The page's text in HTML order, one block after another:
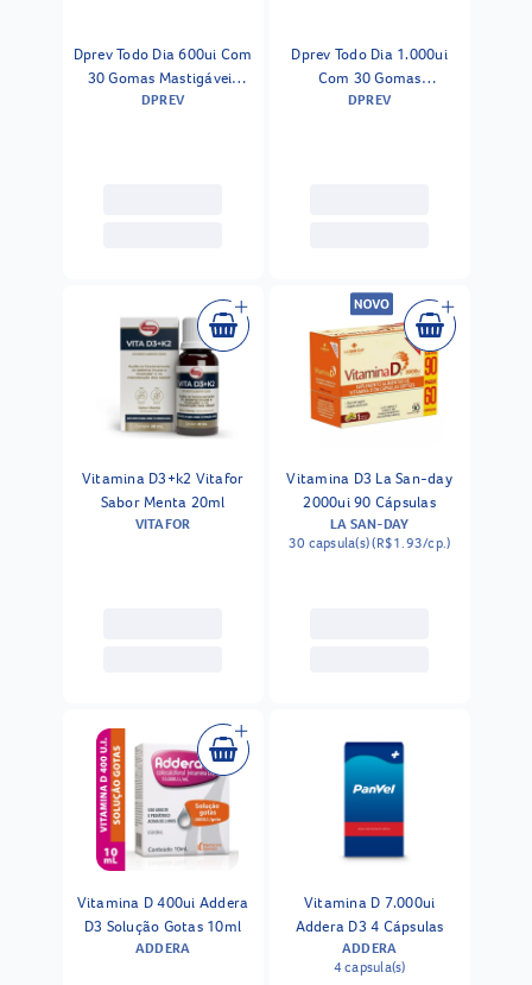
Dprev Todo Dia 600ui Com
30 Gomas Mastigáveis
Sabor Framboesa -
DPREV
Dprev Todo Dia 1.000ui
Com 30 Gomas
Mastigáveis Sabor Abacaxi
DPREV
Vitamina D3+k2 Vitafor
Sabor Menta 20ml
VITAFOR
Vitamina D3 La San-day
2000ui 90 Cápsulas
LA SAN-DAY
30 capsula(s) (R$1.93/cp.)
Vitamina D 400ui Addera
D3 Solução Gotas 10ml
ADDERA
Vitamina D 7.000ui
Addera D3 4 Cápsulas
ADDERA
4 capsula(s)